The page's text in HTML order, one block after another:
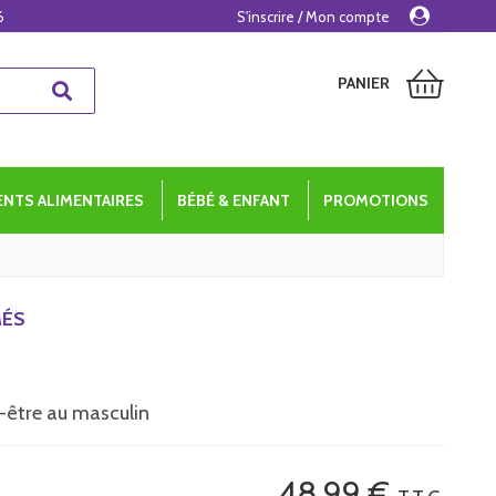
PANIER
ALIMENTAIRES BÉBÉ & ENFANT PROMOTIONS
au masculin
S'inscrire / Mon compte